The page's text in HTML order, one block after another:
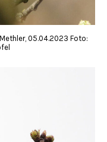
05.04.2023 Foto: